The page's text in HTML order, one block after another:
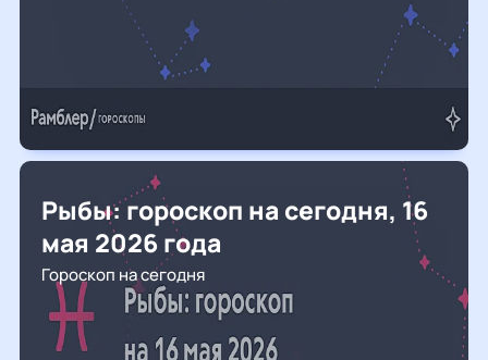
Рыбы: гороскоп на сегодня, 16
мая 2026 года
Гороскоп на сегодня